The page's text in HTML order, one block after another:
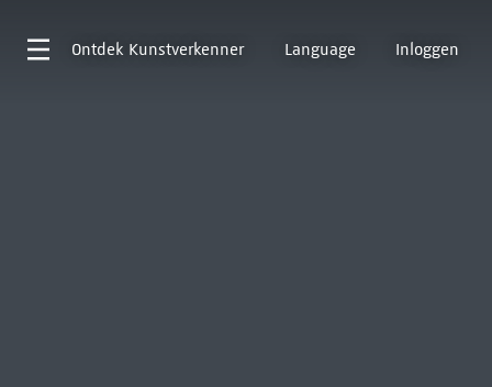
Ontdek Kunstverkenner Language Inloggen